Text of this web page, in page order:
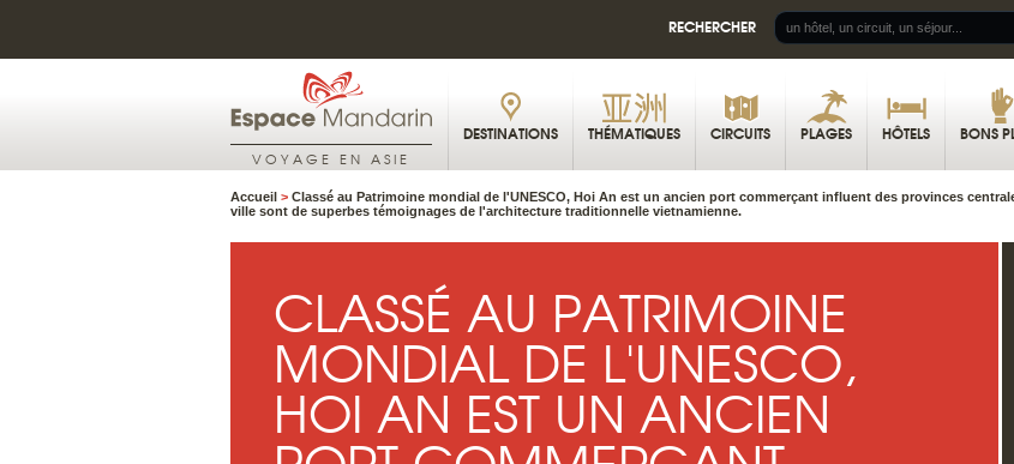
RECHERCHER
VOYAGE EN ASIE
DESTINATIONS THÉMATIQUES CIRCUITS PLAGES HÔTELS BONS
Accueil > Classé au Patrimoine mondial de l'UNESCO, Hoi An est un ancien port commerçant influent des provinces
ville sont de superbes témoignages de l'architecture traditionnelle vietnamienne.
CLASSÉ AU PATRIMOINE
MONDIAL DE L'UNESCO,
HOI AN EST UN ANCIEN